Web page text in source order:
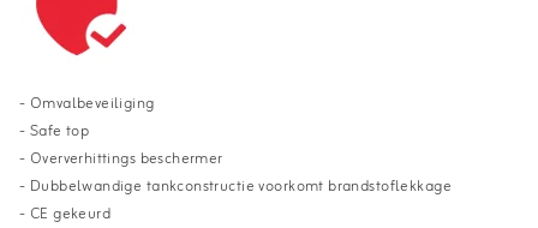
- Omvalbeveiliging
- Safe top
- Oververhittings beschermer
- Dubbelwandige tankconstructie voorkomt brandstoflekkage
- CE gekeurd